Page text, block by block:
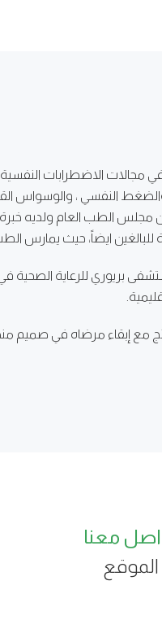
الاضطرابات النفسية
النفسي ، والوسواس
الطب العام ولديه
للبالغين ايضاً، حيث يمارس
بريوري للرعاية الصحية
مع إبقاء مرضاه في صميم
معنا
الموقع